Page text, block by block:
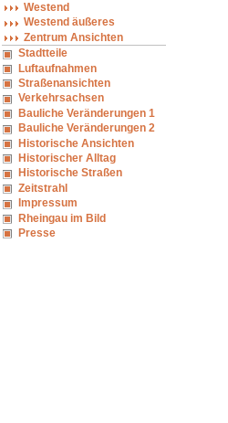
Westend
Westend äußeres
Zentrum Ansichten
Stadtteile
Luftaufnahmen
Straßenansichten
Verkehrsachsen
Bauliche Veränderungen 1
Bauliche Veränderungen 2
Historische Ansichten
Historischer Alltag
Historische Straßen
Zeitstrahl
Impressum
Rheingau im Bild
Presse